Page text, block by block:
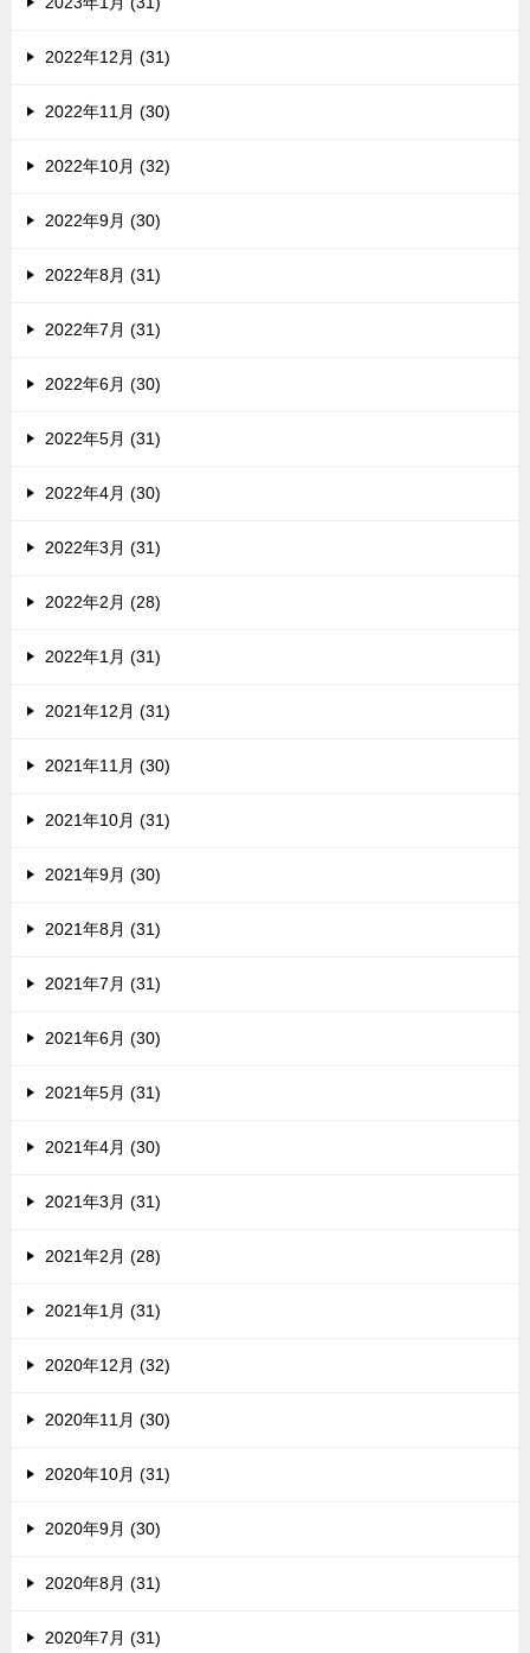
2022年12月 (31)
2022年11月 (30)
2022年10月 (32)
2022年9月 (30)
2022年8月 (31)
2022年7月 (31)
2022年6月 (30)
2022年5月 (31)
2022年4月 (30)
2022年3月 (31)
2022年2月 (28)
2022年1月 (31)
2021年12月 (31)
2021年11月 (30)
2021年10月 (31)
2021年9月 (30)
2021年8月 (31)
2021年7月 (31)
2021年6月 (30)
2021年5月 (31)
2021年4月 (30)
2021年3月 (31)
2021年2月 (28)
2021年1月 (31)
2020年12月 (32)
2020年11月 (30)
2020年10月 (31)
2020年9月 (30)
2020年8月 (31)
2020年7月 (31)